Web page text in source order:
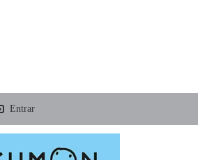
Entrar